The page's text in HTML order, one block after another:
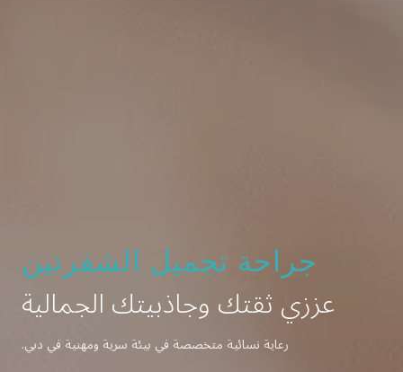
جراحة تجميل الشفرتين
عززي ثقتك وجاذبيتك الجمالية
رعاية نسائية متخصصة في بيئة سرية ومهنية في دبي.